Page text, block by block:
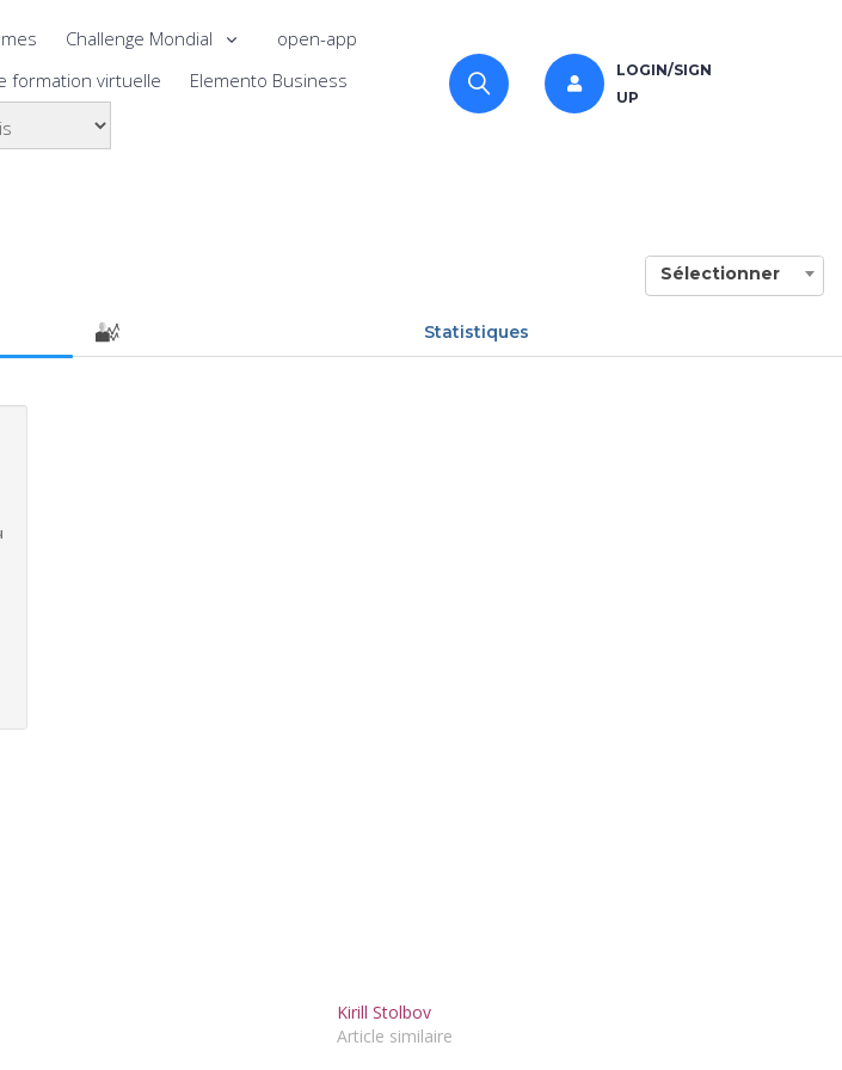
Challenge Mondial
open-app
formation virtuelle
Elemento Business
LOGIN/SIGN
UP
Sélectionner
Statistiques
Kirill Stolbov
Article similaire